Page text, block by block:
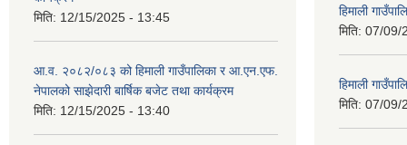
मिति: 12/15/2025 - 13:45
आ.व. २०८२/०८३ को हिमाली गाउँपालिका र आ.एन.एफ.
नेपालको साझेदारी बार्षिक बजेट तथा कार्यक्रम
मिति: 12/15/2025 - 13:40
हिमाली
मिति: 07/09/
हिमाली
मिति: 07/09/